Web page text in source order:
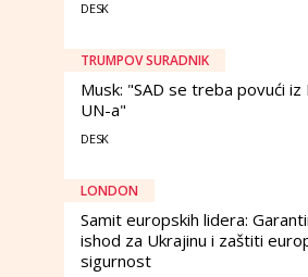
DESK
TRUMPOV SURADNIK
Musk: "SAD se treba povući iz
UN-a"
DESK
LONDON
Samit europskih lidera:
ishod za Ukrajinu i zaštiti
sigurnost